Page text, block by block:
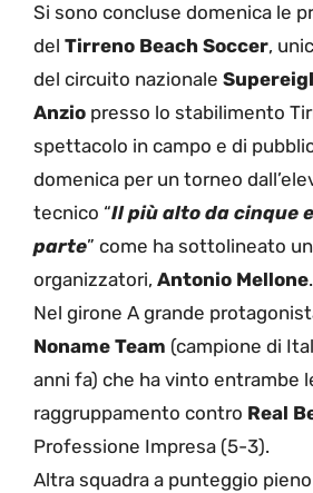
Si sono concluse domenica le
del Tirreno Beach Soccer,
del circuito nazionale
Anzio presso lo stabilimento
spettacolo in campo e di
domenica per un torneo
tecnico “Il più alto da cinque
parte” come ha sottolineato
organizzatori, Antonio Mellone.
Nel girone A grande
Noname Team (campione di
anni fa) che ha vinto entrambe
raggruppamento contro Real
Professione Impresa (5-3).
Altra squadra a punteggio